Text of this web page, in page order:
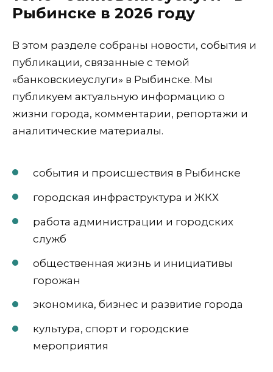
Рыбинске в 2026 году
В этом разделе собраны новости, события и
публикации, связанные с темой
«банковскиеуслуги» в Рыбинске. Мы
публикуем актуальную информацию о
жизни города, комментарии, репортажи и
аналитические материалы.
события и происшествия в Рыбинске
городская инфраструктура и ЖКХ
работа администрации и городских
служб
общественная жизнь и инициативы
горожан
экономика, бизнес и развитие города
культура, спорт и городские
мероприятия